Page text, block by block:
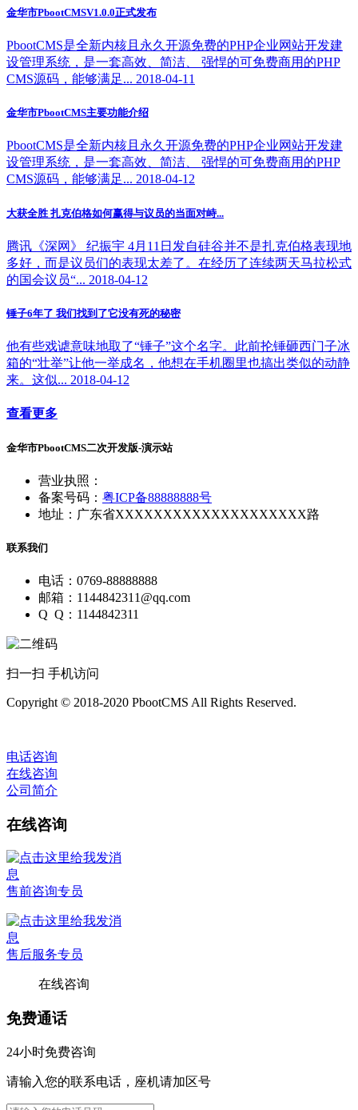
金华市PbootCMSV1.0.0正式发布
PbootCMS是全新内核且永久开源免费的PHP企业网站开发建
设管理系统，是一套高效、简洁、 强悍的可免费商用的PHP
CMS源码，能够满足... 2018-04-11
金华市PbootCMS主要功能介绍
PbootCMS是全新内核且永久开源免费的PHP企业网站开发建
设管理系统，是一套高效、简洁、 强悍的可免费商用的PHP
CMS源码，能够满足... 2018-04-12
大获全胜 扎克伯格如何赢得与议员的当面对峙...
腾讯《深网》 纪振宇 4月11日发自硅谷并不是扎克伯格表现地
多好，而是议员们的表现太差了。在经历了连续两天马拉松式
的国会议员“... 2018-04-12
锤子6年了 我们找到了它没有死的秘密
他有些戏谑意味地取了“锤子”这个名字。此前抡锤砸西门子冰
箱的“壮举”让他一举成名，他想在手机圈里也搞出类似的动静
来。这似... 2018-04-12
查看更多
金华市PbootCMS二次开发版-演示站
营业执照：
备案号码： 粤ICP备88888888号
地址：广东省XXXXXXXXXXXXXXXXXXXX路
联系我们
电话：0769-88888888
邮箱：1144842311@qq.com
Q Q：1144842311
扫一扫 手机访问
Copyright © 2018-2020 PbootCMS All Rights Reserved.
电话咨询
在线咨询
公司简介
在线咨询
售前咨询专员
售后服务专员
在线咨询
免费通话
24小时免费咨询
请输入您的联系电话，座机请加区号